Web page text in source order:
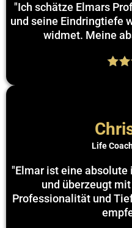
"Ich schätze Elmars
und seine Eindringtiefe
widmet. Meine
Life
"Elmar ist eine
und überzeugt
Professionalität und